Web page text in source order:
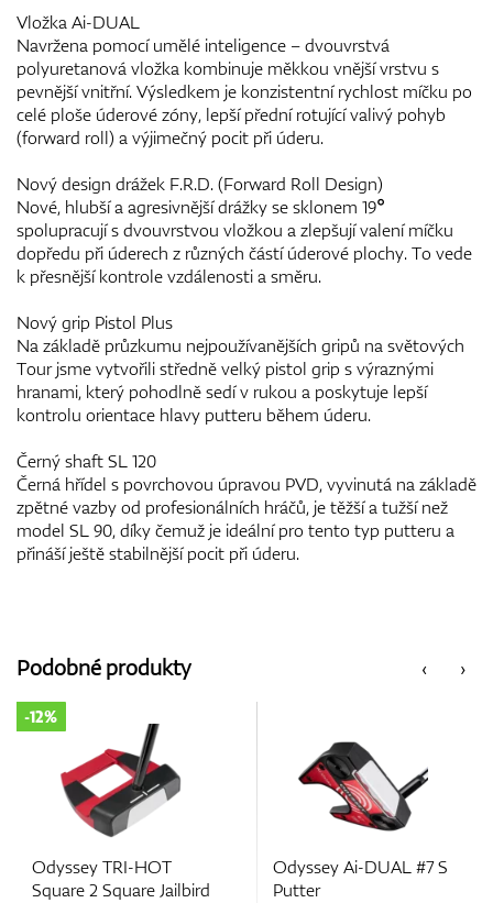
Vložka Ai-DUAL
Navržena pomocí umělé inteligence – dvouvrstvá
polyuretanová vložka kombinuje měkkou vnější vrstvu s
pevnější vnitřní. Výsledkem je konzistentní rychlost míčku po
celé ploše úderové zóny, lepší přední rotující valivý pohyb
(forward roll) a výjimečný pocit při úderu.
Nový design drážek F.R.D. (Forward Roll Design)
Nové, hlubší a agresivnější drážky se sklonem 19°
spolupracují s dvouvrstvou vložkou a zlepšují valení míčku
dopředu při úderech z různých částí úderové plochy. To vede
k přesnější kontrole vzdálenosti a směru.
Nový grip Pistol Plus
Na základě průzkumu nejpoužívanějších gripů na světových
Tour jsme vytvořili středně velký pistol grip s výraznými
hranami, který pohodlně sedí v rukou a poskytuje lepší
kontrolu orientace hlavy putteru během úderu.
Černý shaft SL 120
Černá hřídel s povrchovou úpravou PVD, vyvinutá na základě
zpětné vazby od profesionálních hráčů, je těžší a tužší než
model SL 90, díky čemuž je ideální pro tento typ putteru a
přináší ještě stabilnější pocit při úderu.
‹
Podobné produkty ›
Odyssey Ai-DUAL #7 S
Putter
Odyssey Ai-ONE
Square 2 Square Jailbird